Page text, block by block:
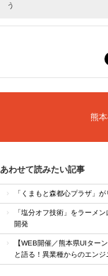
う
熊
あわせて読みたい記事
「くまもと森都心プラザ」
「塩分オフ技術」をラーメ
開発
【WEB開催／熊本県UIター
と語る！異業種からのエン